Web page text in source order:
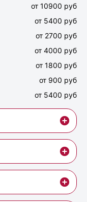
от 10900 руб
от 5400 руб
от 2700 руб
от 4000 руб
от 1800 руб
от 900 руб
от 5400 руб